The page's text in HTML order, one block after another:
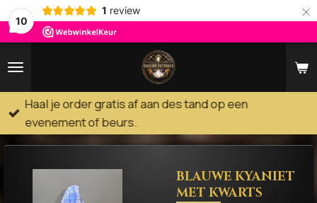
10
1 review ×
Haal je order gratis af aan des tand op een
evenement of beurs.
BLAUWE KYANIET
MET KWARTS